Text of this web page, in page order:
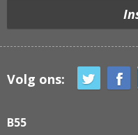
Volg ons:
B55